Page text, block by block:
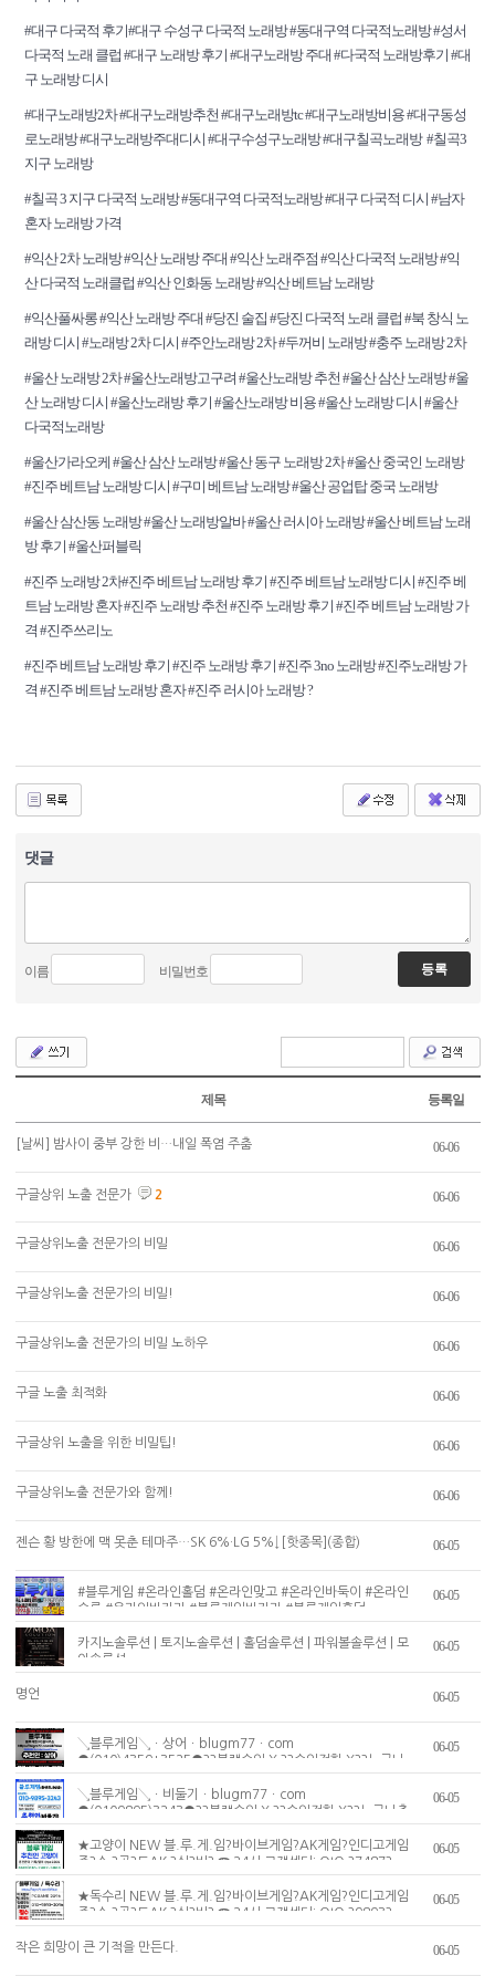
#대구 다국적 후기#대구 수성구 다국적 노래방 #동대구역 다국적노래방 #성서
다국적 노래 클럽 #대구 노래방 후기 #대구노래방 주대 #다국적 노래방후기 #대
구 노래방 디시
#대구노래방2차 #대구노래방추천 #대구노래방tc #대구노래방비용 #대구동성
로노래방 #대구노래방주대디시 #대구수성구노래방 #대구칠곡노래방 #칠곡3
지구 노래방
#칠곡 3 지구 다국적 노래방 #동대구역 다국적노래방 #대구 다국적 디시 #남자
혼자 노래방 가격
#익산 2차 노래방 #익산 노래방 주대 #익산 노래주점 #익산 다국적 노래방 #익
산 다국적 노래클럽 #익산 인화동 노래방 #익산 베트남 노래방
#익산풀싸롱 #익산 노래방 주대 #당진 술집 #당진 다국적 노래 클럽 #북 창식 노
래방 디시 #노래방 2차 디시 #주안노래방 2차 #두꺼비 노래방 #충주 노래방 2차
#울산 노래방 2차 #울산노래방고구려 #울산노래방 추천 #울산 삼산 노래방 #울
산 노래방 디시 #울산노래방 후기 #울산노래방 비용 #울산 노래방 디시 #울산
다국적노래방
#울산가라오케 #울산 삼산 노래방 #울산 동구 노래방 2차 #울산 중국인 노래방
#진주 베트남 노래방 디시 #구미 베트남 노래방 #울산 공업탑 중국 노래방
#울산 삼산동 노래방 #울산 노래방알바 #울산 러시아 노래방 #울산 베트남 노래
방 후기 #울산퍼블릭
#진주 노래방 2차#진주 베트남 노래방 후기 #진주 베트남 노래방 디시 #진주 베
트남 노래방 혼자 #진주 노래방 추천 #진주 노래방 후기 #진주 베트남 노래방 가
격 #진주쓰리노
#진주 베트남 노래방 후기 #진주 노래방 후기 #진주 3no 노래방 #진주노래방 가
격 #진주 베트남 노래방 혼자 #진주 러시아 노래방 ?
댓글
이름 비밀번호
제목 등록일
[날씨] 밤사이 중부 강한 비…내일 폭염 주춤 06-06
구글상위 노출 전문가 2 06-06
구글상위노출 전문가의 비밀 06-06
구글상위노출 전문가의 비밀! 06-06
구글상위노출 전문가의 비밀 노하우 06-06
구글 노출 최적화 06-06
구글상위 노출을 위한 비밀팁! 06-06
구글상위노출 전문가와 함께! 06-06
젠슨 황 방한에 맥 못춘 테마주…SK 6%·LG 5%↓[핫종목](종합) 06-05
#블루게임 #온라인홀덤 #온라인맞고 #온라인바둑이 #온라인
슬롯 #온라인바카라 #블루게임바카라 #블루게임홀덤
06-05
카지노솔루션 | 토지노솔루션 | 홀덤솔루션 | 파워볼솔루션 | 모
아솔루션
06-05
명언 06-05
↘블루게임↘ㆍ상어ㆍblugm77ㆍcom
●(010)4359+3525●??블랙승인 X ??승인전화 X??누구나
총판발급 ??사고이력 無??충ㆍ환전 신속??인디고게임 바이브
게임 몰디브게임 챔피언게임 AK게임
06-05
↘블루게임↘ㆍ비둘기ㆍblugm77ㆍcom
●(0109895)3243●??블랙승인 X ??승인전화 X??누구나총
판발급 ??사고이력 無??충ㆍ환*전 신속??인디고게임 바이브
게임 ak게임 몰디브게임 챔피언게임
06-05
★고양이 NEW 블.루.게.임?바이브게임?AK게임?인디고게임
주?소 ?골?드AK ?실?버? ☎ 24시 고객센터: OIO ?7487?
5866? ( 고객센터는 24시간 운영되어, 신규 회원 가입, 충전
계좌, 이용 문의 상담 가능)
06-05
★독수리 NEW 블.루.게.임?바이브게임?AK게임?인디고게임
주?소 ?골?드AK ?실?버? ☎ 24시 고객센터: OIO ?9893?
2096? ( 고객센터는 24시간 운영되어, 신규 회원 가입, 충전
계좌, 이용 문의 상담 가능)
06-05
작은 희망이 큰 기적을 만든다. 06-05